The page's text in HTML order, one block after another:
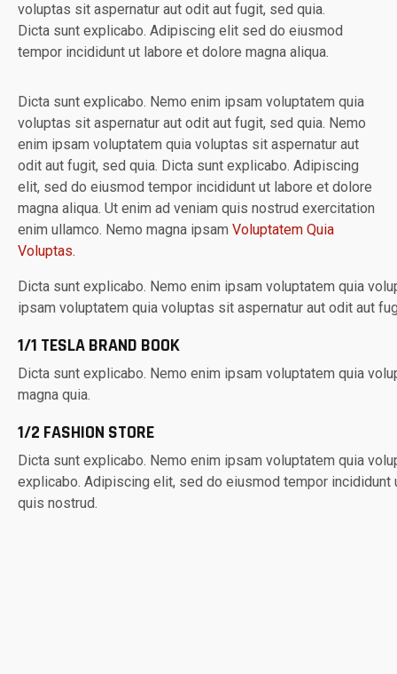
voluptas sit aspernatur aut odit aut fugit, sed quia.
Dicta sunt explicabo. Adipiscing elit sed do eiusmod
tempor incididunt ut labore et dolore magna aliqua.
Dicta sunt explicabo. Nemo enim ipsam voluptatem quia
voluptas sit aspernatur aut odit aut fugit, sed quia. Nemo
enim ipsam voluptatem quia voluptas sit aspernatur aut
odit aut fugit, sed quia. Dicta sunt explicabo. Adipiscing
elit, sed do eiusmod tempor incididunt ut labore et dolore
magna aliqua. Ut enim ad veniam quis nostrud exercitation
enim ullamco. Nemo magna ipsam Voluptatem Quia
Voluptas.
Dicta sunt explicabo. Nemo enim ipsam voluptatem quia
ipsam voluptatem quia voluptas sit aspernatur aut odit aut
1/1 TESLA BRAND BOOK
Dicta sunt explicabo. Nemo enim ipsam voluptatem quia
magna quia.
1/2 FASHION STORE
Dicta sunt explicabo. Nemo enim ipsam voluptatem quia
explicabo. Adipiscing elit, sed do eiusmod tempor incididunt
quis nostrud.